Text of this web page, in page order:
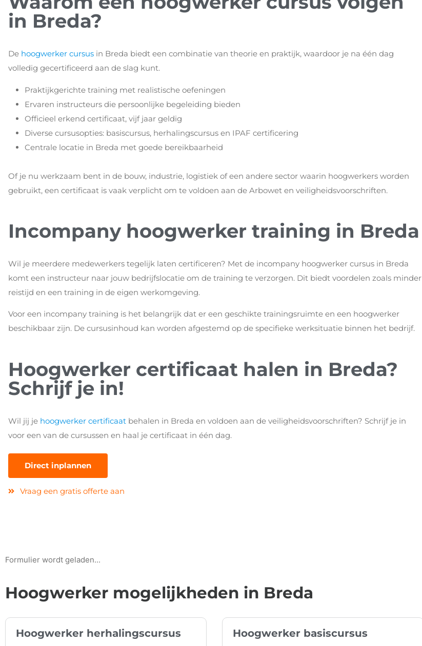
in Breda?
De hoogwerker cursus in Breda biedt een combinatie van theorie en praktijk, waardoor je na één dag
volledig gecertificeerd aan de slag kunt.
Praktijkgerichte training met realistische oefeningen
Ervaren instructeurs die persoonlijke begeleiding bieden
Officieel erkend certificaat, vijf jaar geldig
Diverse cursusopties: basiscursus, herhalingscursus en IPAF certificering
Centrale locatie in Breda met goede bereikbaarheid
Of je nu werkzaam bent in de bouw, industrie, logistiek of een andere sector waarin hoogwerkers worden
gebruikt, een certificaat is vaak verplicht om te voldoen aan de Arbowet en veiligheidsvoorschriften.
Incompany hoogwerker training in Breda
Wil je meerdere medewerkers tegelijk laten certificeren? Met de incompany hoogwerker cursus in Breda
komt een instructeur naar jouw bedrijfslocatie om de training te verzorgen. Dit biedt voordelen zoals minder
reistijd en een training in de eigen werkomgeving.
Voor een incompany training is het belangrijk dat er een geschikte trainingsruimte en een hoogwerker
beschikbaar zijn. De cursusinhoud kan worden afgestemd op de specifieke werksituatie binnen het bedrijf.
Hoogwerker certificaat halen in Breda?
Schrijf je in!
Wil jij je hoogwerker certificaat behalen in Breda en voldoen aan de veiligheidsvoorschriften? Schrijf je in
voor een van de cursussen en haal je certificaat in één dag.
Direct inplannen
Vraag een gratis offerte aan
Formulier wordt geladen...
Hoogwerker mogelijkheden in Breda
Hoogwerker herhalingscursus Hoogwerker basiscursus